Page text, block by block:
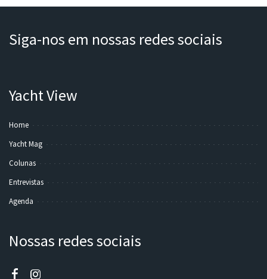
Siga-nos em nossas redes sociais
Yacht View
Home
Yacht Mag
Colunas
Entrevistas
Agenda
Nossas redes sociais